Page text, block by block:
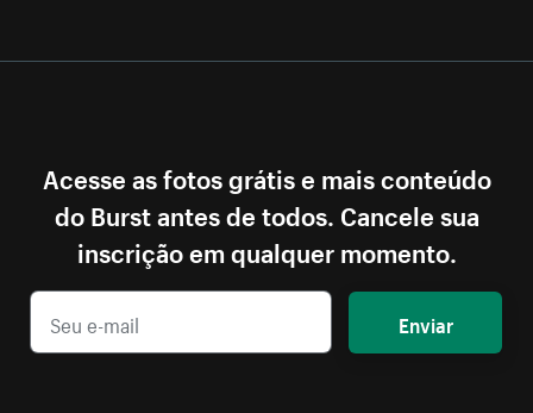
Acesse as fotos grátis e mais conteúdo
do Burst antes de todos. Cancele sua
inscrição em qualquer momento.
Enviar